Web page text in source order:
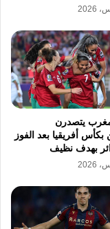
يتصدرن
أفريقيا بعد الفوز
بهدف نظيف